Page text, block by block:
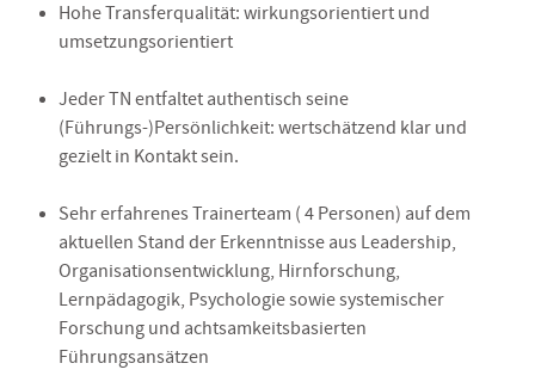
Hohe Transferqualität: wirkungsorientiert und
umsetzungsorientiert
Jeder TN entfaltet authentisch seine
(Führungs-)Persönlichkeit: wertschätzend klar und
gezielt in Kontakt sein.
Sehr erfahrenes Trainerteam ( 4 Personen) auf dem
aktuellen Stand der Erkenntnisse aus Leadership,
Organisationsentwicklung, Hirnforschung,
Lernpädagogik, Psychologie sowie systemischer
Forschung und achtsamkeitsbasierten
Führungsansätzen